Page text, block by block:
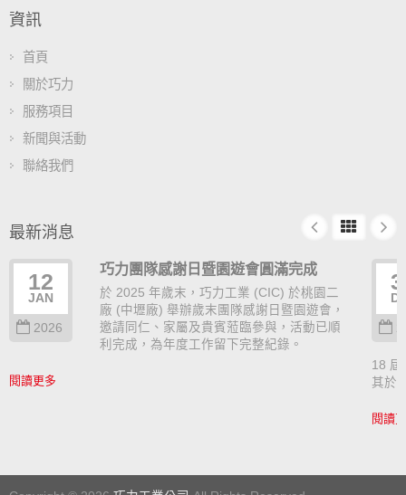
資訊
首頁
關於巧力
服務項目
新聞與活動
聯絡我們
最新消息
12
JAN
2026
巧力團隊感謝日暨園遊會圓滿完成
於 2025 年歲末，巧力工業 (CIC) 於桃園二
廠 (中壢廠) 舉辦歲末團隊感謝日暨園遊會，
邀請同仁、家屬及貴賓蒞臨參與，活動已順
利完成，為年度工作留下完整紀錄。
閱讀更多
18 屆
其於
閱讀